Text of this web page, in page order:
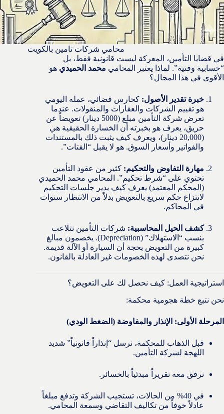
محامي شركات تامين بالكويت
في قضايا التأمين، المعركة ليست قانونية فقط، بل
“حسابية وفنية”. لماذا يعتبر المحامي محمد الحميدي هو
الأقوى في هذا المجال؟
خبرة تقدير الأصول: كحارس قضائي، عمله اليومي
هو تقييم الشركات والعقارات والمنقولات. عندما
تعرض شركة التأمين مبلغ (5000 دينار) تعويضاً عن
حريق، يعرف هو بخبرته أن الخسارة الحقيقية هي
(20,000 دينار)، ويعرف كيف يثبت ذلك بالمستندات
والفواتير وأسعار السوق. هو لا يقبل “الفتات”.
مهارة التفاوض والتحكيم: كثير من عقود التأمين
تحتوي على “شرط تحكيم”. المحامي محمد الحميدي
(المحكم المعتمد) يعرف كيف يدير جلسات التحكيم
لانتزاع حكم سريع بالتعويض بدلاً من الانتظار سنوات
في المحاكم.
كشف الحيل المحاسبية: شركات التأمين تتلاعب
بنسب “الاستهلاك” (Depreciation). يخصمون مبالغ
كبيرة من التعويض بحجة أن السيارة أو الآلة قديمة.
نحن نتصدى لهذه الخصومات غير العادلة بالقانون.
استراتيجية العمل: كيف نحصل لك على التعويض؟
نحن نتبع خطة هجومية محكمة:
المرحلة الأولى: الإنذار والمفاوضة (الضغط الودي)
قبل الذهاب للمحكمة، نرسل “إنذاراً قانونياً” شديد
اللهجة لشركة التأمين.
نرفق معه تقريراً مبدئياً بالخسائر.
في 40% من الحالات، تستجيب الشركة وتدفع مبلغاً
عادلاً خوفاً من تكاليف التقاضي وسمعة المحامي.